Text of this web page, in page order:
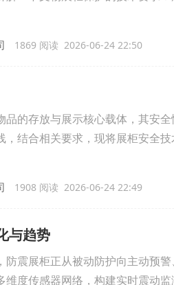
1869 阅读 2026-06-24 22:50
的存放与展示核心载体，其安
结合相关要求，现将展柜安全
1908 阅读 2026-06-24 22:49
与趋势
震展柜正从被动防护向主动预
度传感器网络，构建实时震动